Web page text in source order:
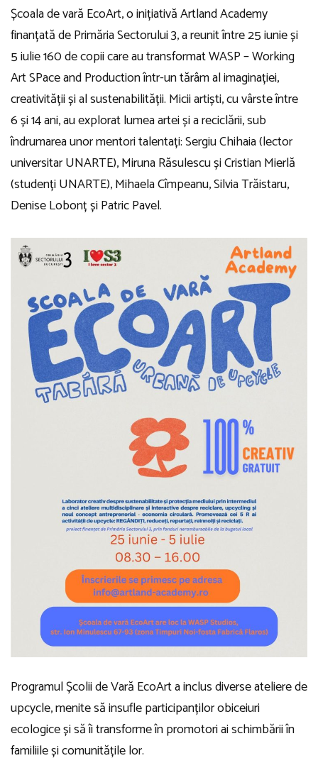
Școala de vară EcoArt, o inițiativă Artland Academy
finanțată de Primăria Sectorului 3, a reunit între 25 iunie și
5 iulie 160 de copii care au transformat WASP – Working
Art SPace and Production într-un tărâm al imaginației,
creativității și al sustenabilității. Micii artiști, cu vârste între
6 și 14 ani, au explorat lumea artei și a reciclării, sub
îndrumarea unor mentori talentați: Sergiu Chihaia (lector
universitar UNARTE), Miruna Răsulescu și Cristian Mierlă
(studenți UNARTE), Mihaela Cîmpeanu, Silvia Trăistaru,
Denise Lobonț și Patric Pavel.
Programul Școlii de Vară EcoArt a inclus diverse ateliere de
upcycle, menite să insufle participanților obiceiuri
ecologice și să îi transforme în promotori ai schimbării în
familiile și comunitățile lor.